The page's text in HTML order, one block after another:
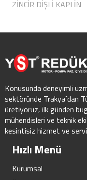
ZİNCİR DİŞLİ KAPLİN
Konusunda deneyimli
sektöründe Trakya´dan
üretiyoruz, ilk günden
mühendisleri ve teknik
kesintisiz hizmet ve
Hızlı Menü
Kurumsal